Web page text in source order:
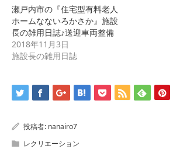
ウ
で
開
き
ま
す)
い
(新
し
い
ウ
ィ
ン
ド
ウ
き
ま
す)
瀬戸内市の『住宅型有料老人
ホームなないろかさか』施設
長の雑用日誌♪送迎車両整備
2018年11月3日
施設長の雑用日誌
投稿者: nanairo7
レクリエーション